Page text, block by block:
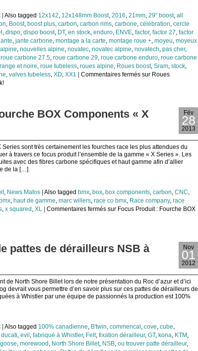
Also tagged 12x142, 12x148mm Boost, 2016, 21mm, 29" boost, all
, Boost, boost plus, carbon, carbon rims, carbone, célébration, cercle
, dispo, dispo boost, DT, en stock, enduro, ENVE, factor, factor 27, factor
, jante carbone, montage a la carte, montage roue +, moyeu, moyeux
, nouvelles alpine, novatec, novatec alpine, novatech, pas cher,
roue carbone 27.5, roue carbone 29, roue carbone enduro, roue carbone
et noire, roue tubeless, roues alpine, Roues boost, Sram, stock,
, valves tubeless, XD, XX1 Commentaires fermés sur Roues
Fév
28
2013
BOX Components « X
Series sont très certainement les fourches race les plus attendues du
à travers ce focus produit l’ensemble de la gamme « X Series ». Les
avec des fibres carbone spécifiques et haut gamme afin d’allier
de la […]
, News Matos Also tagged bmx, box, box components, carbon, CNC,
, haut de gamme, marc willers, race co bmx, Race company, race
, x squared , XL Commentaires fermés sur Focus Produit : Fourche BOX
Nov
01
2012
pattes de dérailleurs NSB à
de North Shore Billet lors de notre présentation du Roc d’azur et d’ici
devrait vous permettre d’en savoir plus sur ces pattes de dérailleurs de
à Whistler par une équipe de passionnés la production est 100%
Also tagged 100% canadienne, B'twin, commencal , cove, cube,
ducati, evil , fabriqué à Whistler, Felt, fixation dérailleur, GT, kona, KTM ,
, morewood , North Shore Billet, NSB, ou trouver patte dérailleur,